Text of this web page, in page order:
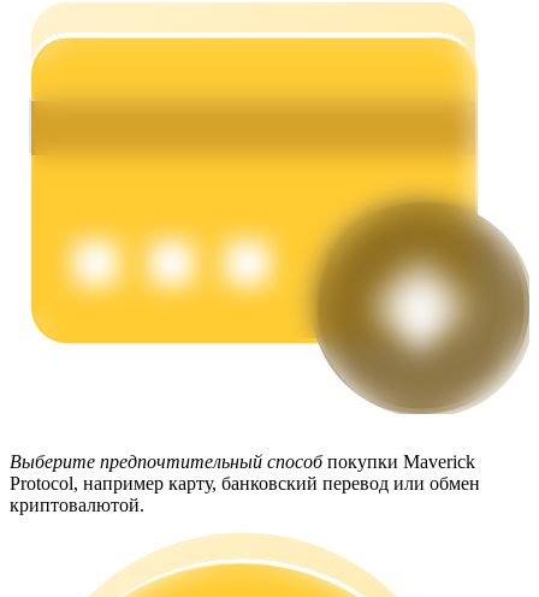
Высокая прибыль и мгновенный доступ
Выберите предпочтительный способпокупки Maverick
Protocol, например карту, банковский перевод или обмен
криптовалютой.